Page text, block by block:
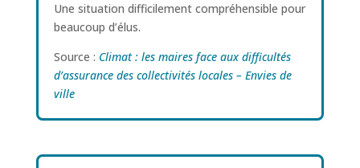
Une situation difficilement compréhensible pour
beaucoup d’élus.
Source : Climat : les maires face aux difficultés
d’assurance des collectivités locales – Envies de
ville